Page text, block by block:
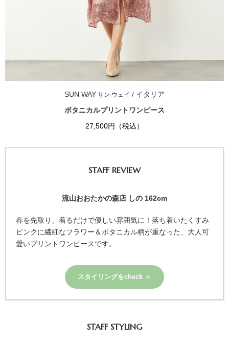
SUN WAY サン ウェイ / イタリア
ボタニカルプリントワンピース
27,500円（税込）
STAFF REVIEW
流山おおたかの森店 しの 162cm
春を先取り、着るだけで優しい雰囲気に！落ち着いたくすみ
ピンクに繊細なフラワー＆ボタニカル柄が重なった、大人可
愛いプリントワンピースです。
スタイリングをcheck ＞
STAFF STYLING